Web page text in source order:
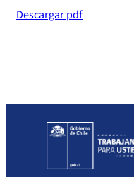
Descargar pdf